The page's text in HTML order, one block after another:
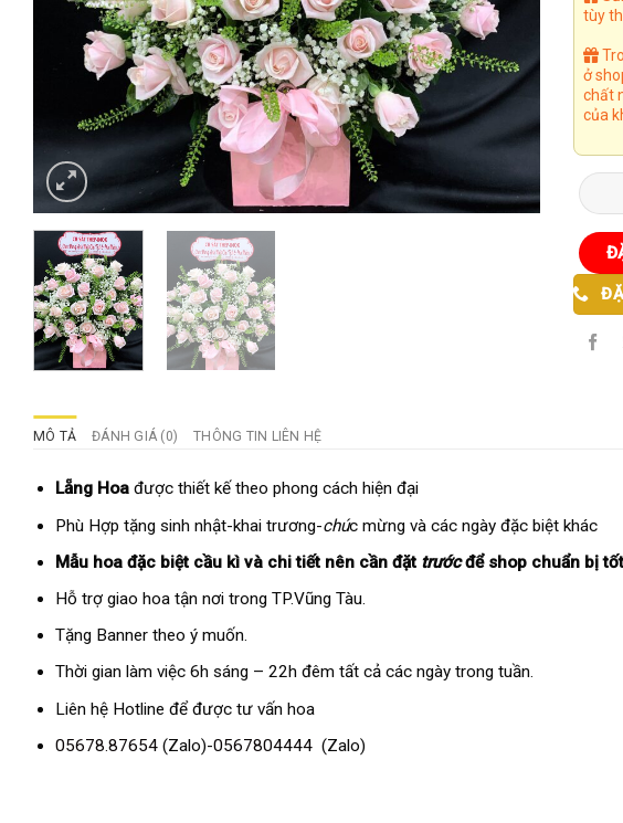
tùy
ở
chất
của
Giỏ
MÔ TẢ ĐÁNH GIÁ (0) THÔNG TIN LIÊN HỆ
Lẵng Hoa được thiết kế theo phong cách hiện đại
Phù Hợp tặng sinh nhật-khai trương-chúc mừng và các ngày đặc biệt khác
Mẫu hoa đặc biệt cầu kì và chi tiết nên cần đặt trướcđể shop chuẩn bị
Hỗ trợ giao hoa tận nơi trong TP.Vũng Tàu.
Tặng Banner theo ý muốn.
Thời gian làm việc 6h sáng – 22h đêm tất cả các ngày trong tuần.
Liên hệ Hotline để được tư vấn hoa
05678.87654(Zalo)-0567804444(Zalo)